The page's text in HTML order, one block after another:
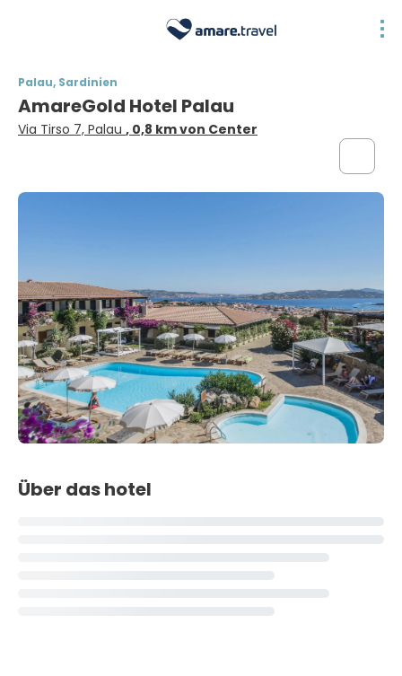
Palau, Sardinien
AmareGold Hotel Palau
Via Tirso 7, Palau , 0,8 km von Center
Über das hotel